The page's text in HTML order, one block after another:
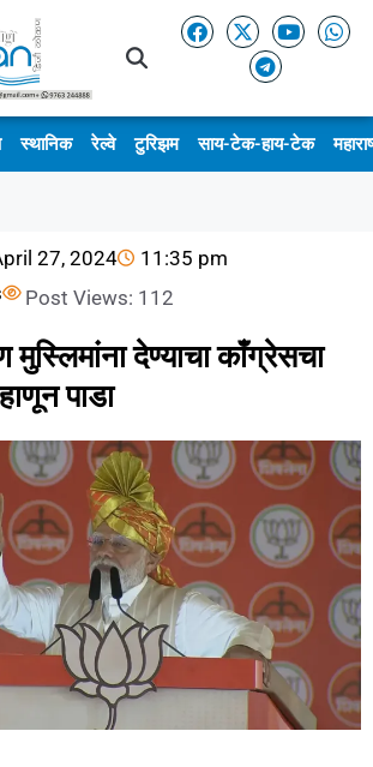
स्थानिक रेल्वे टुरिझम साय-टेक-हाय-टेक
27, 2024
11:35 pm
Post Views: 112
देण्याचा काँग्रेसचा
पाडा